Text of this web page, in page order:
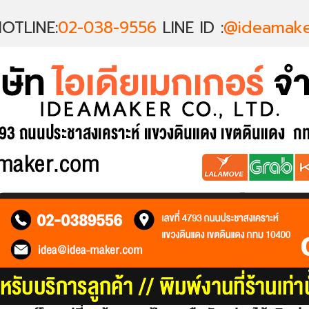
02-038-9556 LINE ID :